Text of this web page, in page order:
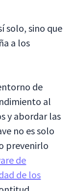
solo, sino que
a los
de
al
y abordar las
no es solo
prevenirlo
de
de los